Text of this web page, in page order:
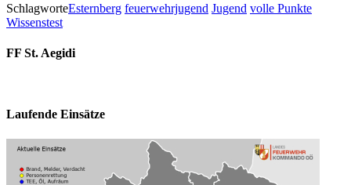
SchlagworteEsternberg feuerwehrjugend Jugend volle Punkte
Wissenstest
FF St. Aegidi
Laufende Einsätze